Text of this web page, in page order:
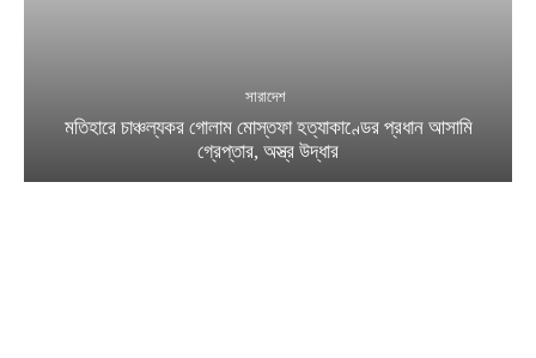
সারাদেশ
মতিহারে চাঞ্চল্যকর গোলাম মোস্তফা হত্যাকাণ্ডের প্রধান আসামি
গ্রেপ্তার, অস্ত্র উদ্ধার